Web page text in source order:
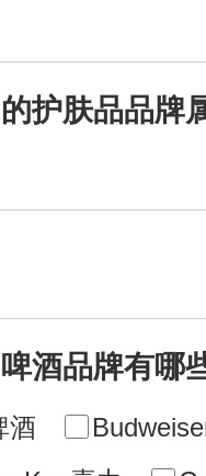
护肤品品牌
酒品牌有哪
酒